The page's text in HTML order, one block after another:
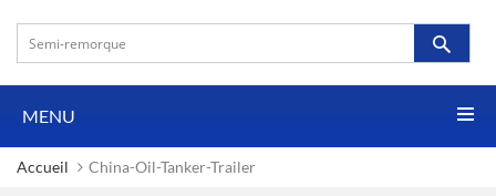
MENU
Accueil China-Oil-Tanker-Trailer